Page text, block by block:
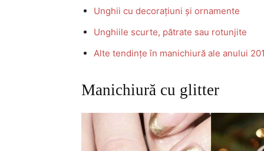
Unghii cu decorațiuni și ornamente
Unghiile scurte, pătrate sau rotunjite
Alte tendințe în manichiură ale anului
Manichiură cu glitter